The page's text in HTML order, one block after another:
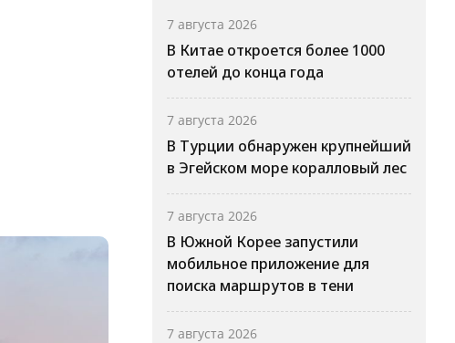
7 августа 2026
В Китае откроется более 1000
отелей до конца года
7 августа 2026
В Турции обнаружен крупнейший
в Эгейском море коралловый лес
7 августа 2026
В Южной Корее запустили
мобильное приложение для
поиска маршрутов в тени
7 августа 2026